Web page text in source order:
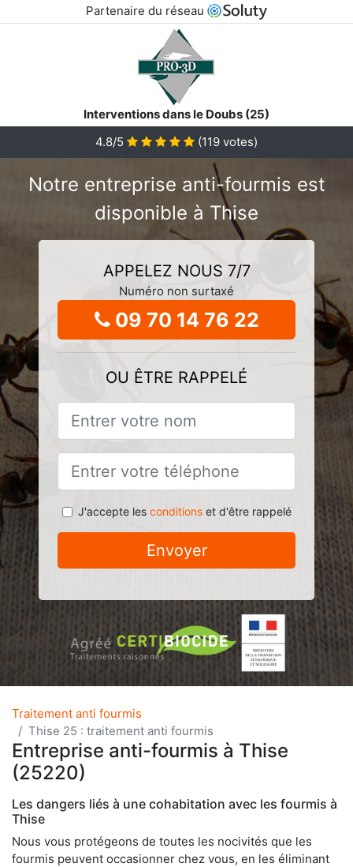
Partenaire du réseau
Interventions dans le Doubs (25)
4.8/5
(119 votes)
Notre entreprise anti-fourmis est
disponible à Thise
APPELEZ NOUS 7/7
Numéro non surtaxé
09 70 14 76 22
OU ÊTRE RAPPELÉ
J'accepte les conditionset d'être rappelé
Envoyer
Traitement anti fourmis
Thise 25 : traitement anti fourmis
Entreprise anti-fourmis à Thise
(25220)
Les dangers liés à une cohabitation avec les fourmis à
Thise
Nous vous protégeons de toutes les nocivités que les
fourmis peuvent occasionner chez vous, en les éliminant